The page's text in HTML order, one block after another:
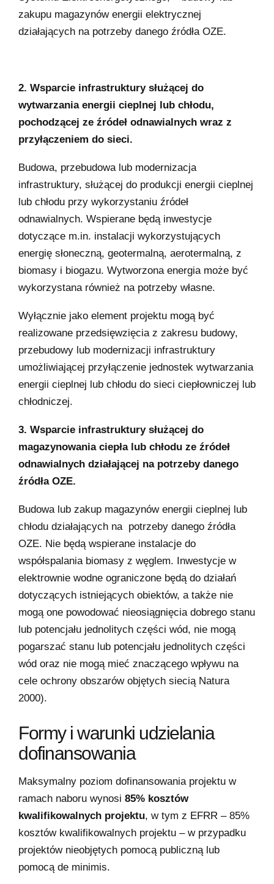
zakupu magazynów energii elektrycznej
działających na potrzeby danego źródła OZE.
2. Wsparcie infrastruktury służącej do
wytwarzania energii cieplnej lub chłodu,
pochodzącej ze źródeł odnawialnych wraz z
przyłączeniem do sieci.
Budowa, przebudowa lub modernizacja
infrastruktury, służącej do produkcji energii cieplnej
lub chłodu przy wykorzystaniu źródeł
odnawialnych. Wspierane będą inwestycje
dotyczące m.in. instalacji wykorzystujących
energię słoneczną, geotermalną, aerotermalną, z
biomasy i biogazu. Wytworzona energia może być
wykorzystana również na potrzeby własne.
Wyłącznie jako element projektu mogą być
realizowane przedsięwzięcia z zakresu budowy,
przebudowy lub modernizacji infrastruktury
umożliwiającej przyłączenie jednostek wytwarzania
energii cieplnej lub chłodu do sieci ciepłowniczej lub
chłodniczej.
3. Wsparcie infrastruktury służącej do
magazynowania ciepła lub chłodu ze źródeł
odnawialnych działającej na potrzeby danego
źródła OZE.
Budowa lub zakup magazynów energii cieplnej lub
chłodu działających na potrzeby danego źródła
OZE. Nie będą wspierane instalacje do
współspalania biomasy z węglem. Inwestycje w
elektrownie wodne ograniczone będą do działań
dotyczących istniejących obiektów, a także nie
mogą one powodować nieosiągnięcia dobrego stanu
lub potencjału jednolitych części wód, nie mogą
pogarszać stanu lub potencjału jednolitych części
wód oraz nie mogą mieć znaczącego wpływu na
cele ochrony obszarów objętych siecią Natura
2000).
Formy i warunki udzielania
dofinansowania
Maksymalny poziom dofinansowania projektu w
ramach naboru wynosi 85% kosztów
kwalifikowalnych projektu, w tym z EFRR – 85%
kosztów kwalifikowalnych projektu – w przypadku
projektów nieobjętych pomocą publiczną lub
pomocą de minimis.